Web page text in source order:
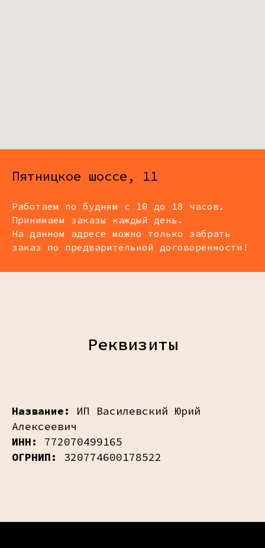
Пятницкое шоссе, 11
Работаем по будням с 10 до 18 часов.
Принимаем заказы каждый день.
На данном адресе можно только забрать
заказ по предварительной договоренности!
Реквизиты
Название:
ИП Василевский Юрий
Алексеевич
ИНН:
772070499165
ОГРНИП:
320774600178522